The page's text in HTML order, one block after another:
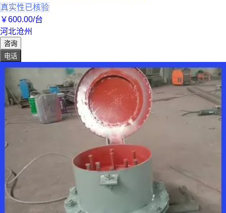
真实性已核验
￥600.00/台
河北沧州
咨询
电话